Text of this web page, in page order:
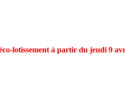
lotissement à partir du jeudi 9